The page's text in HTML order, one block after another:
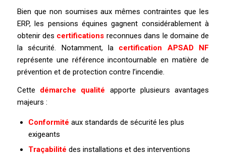
Bien que non soumises aux mêmes contraintes que les
ERP, les pensions équines gagnent considérablement à
obtenir des certifications reconnues dans le domaine de
la sécurité. Notamment, la certification APSAD NF
représente une référence incontournable en matière de
prévention et de protection contre l’incendie.
Cette démarche qualité apporte plusieurs avantages
majeurs :
Conformité aux standards de sécurité les plus
exigeants
Traçabilité des installations et des interventions